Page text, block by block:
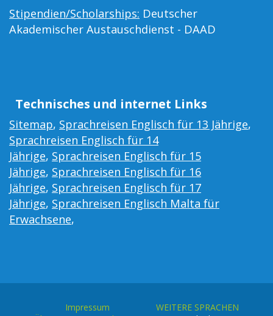
Stipendien/Scholarships: Deutscher
Akademischer Austauschdienst - DAAD
Technisches und internet Links
Sitemap, Sprachreisen Englisch für 13 Jährige,
Sprachreisen Englisch für 14
Jährige, Sprachreisen Englisch für 15
Jährige, Sprachreisen Englisch für 16
Jährige, Sprachreisen Englisch für 17
Jährige, Sprachreisen Englisch Malta für
Erwachsene,
Impressum
WEITERE SPRACHEN